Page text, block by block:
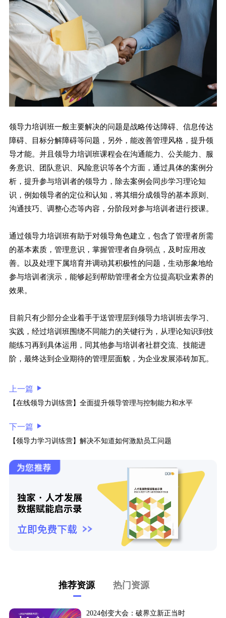
领导力培训班一般主要解决的问题是战略传达障碍、信息传达
障碍、目标分解障碍等问题，另外，能改善管理风格，提升领
导才能。并且领导力培训班课程会在沟通能力、公关能力、服
务意识、团队意识、风险意识等各个方面，通过具体的案例分
析，提升参与培训者的领导力，除去案例会同步学习理论知
识，例如领导者的定位和认知，将其细分成领导的基本原则、
沟通技巧、调整心态等内容，分阶段对参与培训者进行授课。
通过领导力培训班有助于对领导角色建立，包含了管理者所需
的基本素质，管理意识，掌握管理者自身弱点，及时应用改
善。以及处理下属培育并调动其积极性的问题，生动形象地给
参与培训者演示，能够起到帮助管理者全方位提高职业素养的
效果。
目前只有少部分企业着手于送管理层到领导力培训班去学习、
实践，经过培训班围绕不同能力的关键行为，从理论知识到技
能练习再到具体运用，同其他参与培训者社群交流、技能进
阶，最终达到企业期待的管理层面貌，为企业发展添砖加瓦。
上一篇
【在线领导力训练营】全面提升领导管理与控制能力和水平
下一篇
【领导力学习训练营】解决不知道如何激励员工问题
推荐资源 热门资源
2024创变大会：破界立新正当时